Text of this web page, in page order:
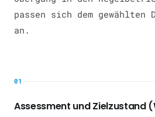
passen sich dem gewählten
an.
01
Assessment und Zielzustand